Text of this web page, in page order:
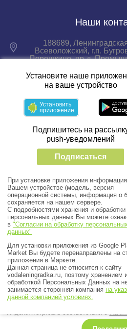
Наши
188689,
Всеволожский, г.п.
Порошкино, пр-д.
+7 (812)
Пн-пт с 09:00
© 2025 - 2026 Завод “Водный
Политика
Создать сайтв
Установите наше
на ваше устройство
Установить
приложение
Подпишитесь на
push-уведомлений
Подписаться
При установке приложения
Вашем устройстве (модель, версия
операционной системы, информация о
сохраняется на нашем сервере.
С подробностями хранения и
персональных данных Вы можете
в "Согласии на обработку персональных
данных"
Для установки приложения из Google
Market Вы будете перенаправлены на
приложения в Маркете.
Данная страница не относится к сайту
vodaleningradka.ru, поэтому хранением
обработкой Персональных Данных на
занимается сторонняя компания на
данной компанией условиях.
Этот сайт использует файлы
просматривать его, Вы выражаете
персональных данных с
Яндекс.Метрика в соответствии с